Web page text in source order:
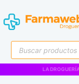
al
contenido
Búsqueda
de
productos
LA